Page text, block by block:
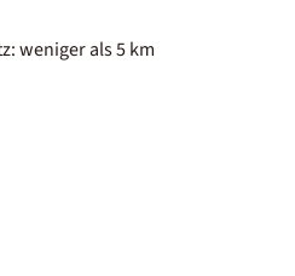
weniger als 5 km